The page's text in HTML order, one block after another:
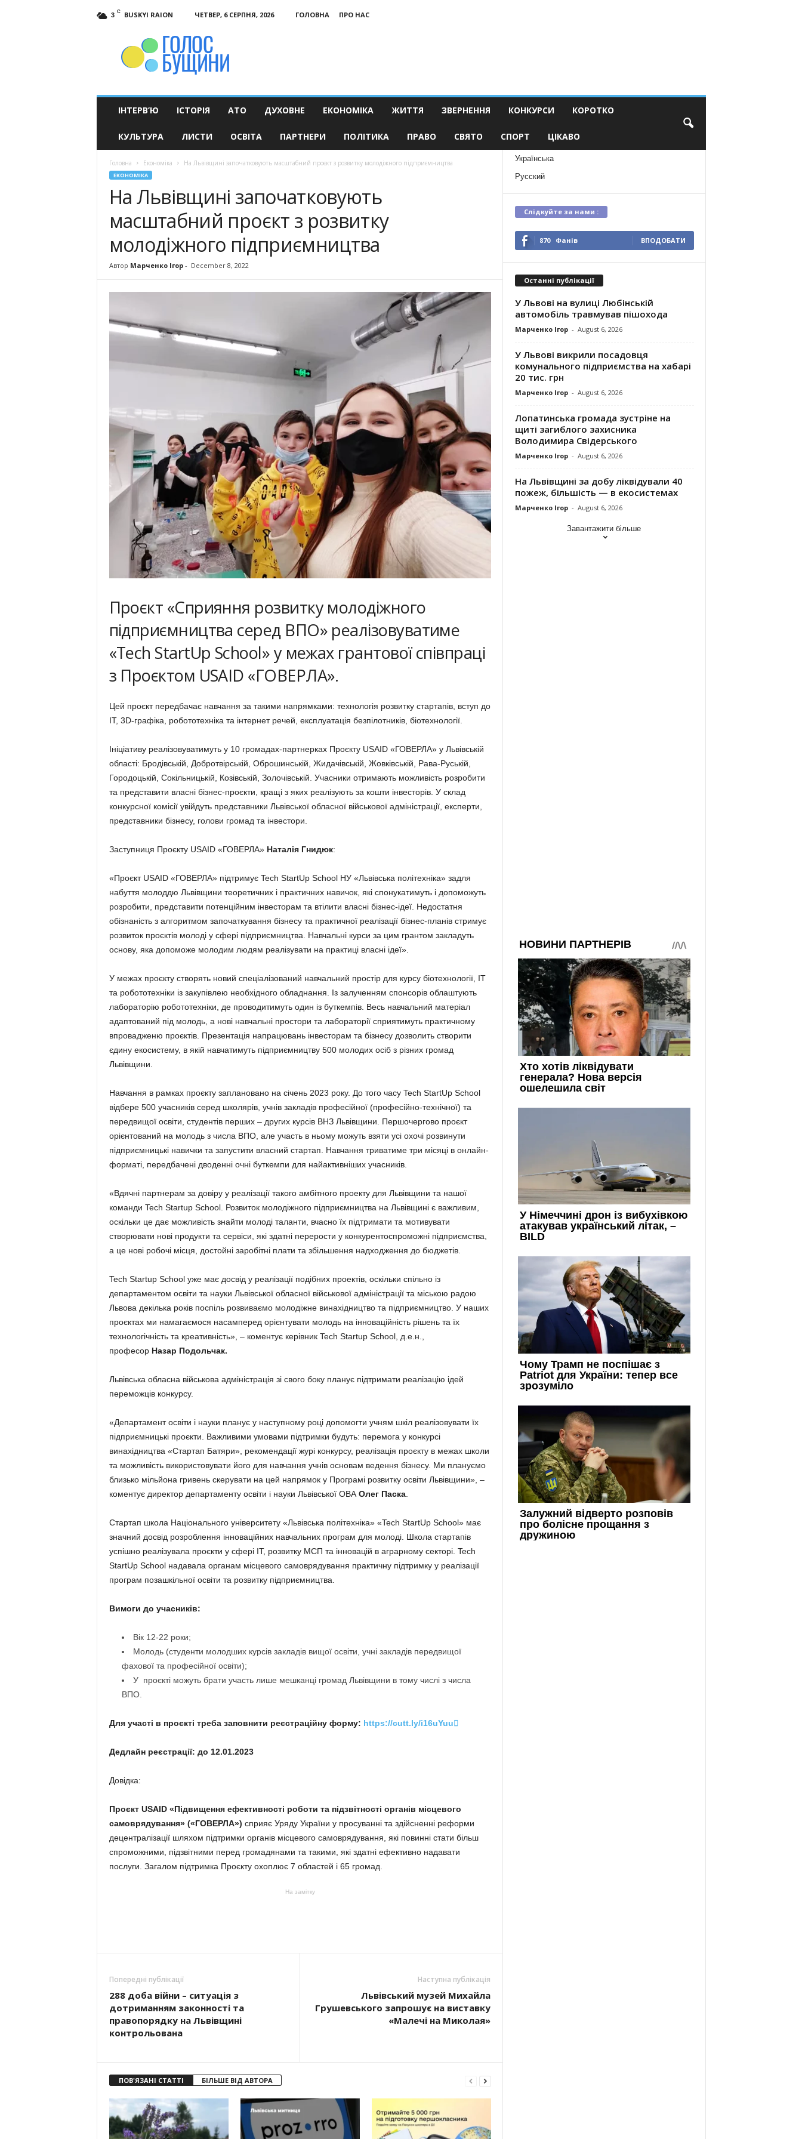
3 C BUSKYI RAION ЧЕТВЕР, 6 СЕРПНЯ, 2026 ГОЛОВНА
ПРО НАС
ІНТЕРВ’Ю ІСТОРІЯ АТО ДУХОВНЕ ЕКОНОМІКА ЖИТТЯ ЗВЕРНЕННЯ КОНКУРСИ КОРОТКО
КУЛЬТУРА ЛИСТИ ОСВІТА ПАРТНЕРИ ПОЛІТИКА ПРАВО СВЯТО СПОРТ ЦІКАВО
Головна Економіка На Львівщині започатковують масштабний проєкт з розвитку молодіжного підприємництва
ЕКОНОМІКА
На Львівщині започатковують
масштабний проєкт з розвитку
молодіжного підприємництва
Автор Марченко Ігор- December 8, 2022
Проєкт «Сприяння розвитку молодіжного
підприємництва серед ВПО» реалізовуватиме
«Tech StartUp School» у межах грантової співпраці
з Проєктом USAID «ГОВЕРЛА».
Цей проєкт передбачає навчання за такими напрямками: технологія розвитку стартапів, вступ до
ІТ, 3D-графіка, робототехніка та інтернет речей, експлуатація безпілотників, біотехнології.
Ініціативу реалізовуватимуть у 10 громадах-партнерках Проєкту USAID «ГОВЕРЛА» у Львівській
області: Бродівській, Добротвірській, Оброшинській, Жидачівській, Жовківській, Рава-Руській,
Городоцькій, Сокільницькій, Козівській, Золочівській. Учасники отримають можливість розробити
та представити власні бізнес-проєкти, кращі з яких реалізують за кошти інвесторів. У склад
конкурсної комісії увійдуть представники Львівської обласної військової адміністрації, експерти,
представники бізнесу, голови громад та інвестори.
Заступниця Проєкту USAID «ГОВЕРЛА» Наталія Гнидюк:
«Проєкт USAID «ГОВЕРЛА» підтримує Tech StartUp School НУ «Львівська політехніка» задля
набуття молоддю Львівщини теоретичних і практичних навичок, які спонукатимуть і допоможуть
розробити, представити потенційним інвесторам та втілити власні бізнес-ідеї. Недостатня
обізнаність з алгоритмом започаткування бізнесу та практичної реалізації бізнес-планів стримує
розвиток проєктів молоді у сфері підприємництва. Навчальні курси за цим грантом закладуть
основу, яка допоможе молодим людям реалізувати на практиці власні ідеї».
У межах проєкту створять новий спеціалізований навчальний простір для курсу біотехнології, ІТ
та робототехніки із закупівлею необхідного обладнання. Із залученням спонсорів облаштують
лабораторію робототехніки, де проводитимуть один із буткемпів. Весь навчальний матеріал
адаптований під молодь, а нові навчальні простори та лабораторії сприятимуть практичному
впровадженю проєктів. Презентація напрацювань інвесторам та бізнесу дозволить створити
єдину екосистему, в якій навчатимуть підприємництву 500 молодих осіб з різних громад
Львівщини.
Навчання в рамках проєкту заплановано на січень 2023 року. До того часу Tech StartUp School
відбере 500 учасників серед школярів, учнів закладів професійної (професійно-технічної) та
передвищої освіти, студентів перших – других курсів ВНЗ Львівщини. Першочергово проєкт
орієнтований на молодь з числа ВПО, але участь в ньому можуть взяти усі охочі розвинути
підприємницькі навички та запустити власний стартап. Навчання триватиме три місяці в онлайн-
форматі, передбачені дводенні очні буткемпи для найактивніших учасників.
«Вдячні партнерам за довіру у реалізації такого амбітного проекту для Львівщини та нашої
команди Tech Startup School. Розвиток молодіжного підприємництва на Львівщині є важливим,
оскільки це дає можливість знайти молоді таланти, вчасно їх підтримати та мотивувати
створювати нові продукти та сервіси, які здатні перерости у конкурентоспроможні підприємства,
а це нові робочі місця, достойні заробітні плати та збільшення надходження до бюджетів.
Tech Startup School уже має досвід у реалізації подібних проектів, оскільки спільно із
департаментом освіти та науки Львівської обласної військової адміністрації та міською радою
Львова декілька років поспіль розвиваємо молодіжне винахідництво та підприємництво. У наших
проєктах ми намагаємося насамперед орієнтувати молодь на інноваційність рішень та їх
технологічність та креативність», – коментує керівник Tech Startup School, д.е.н.,
професор Назар Подольчак.
Львівська обласна військова адміністрація зі свого боку планує підтримати реалізацію ідей
переможців конкурсу.
«Департамент освіти і науки планує у наступному році допомогти учням шкіл реалізовувати їх
підприємницькі проєкти. Важливими умовами підтримки будуть: перемога у конкурсі
винахідництва «Стартап Батяри», рекомендації журі конкурсу, реалізація проєкту в межах школи
та можливість використовувати його для навчання учнів основам ведення бізнесу. Ми плануємо
близько мільйона гривень скерувати на цей напрямок у Програмі розвитку освіти Львівщини», –
коментує директор департаменту освіти і науки Львівської ОВА Олег Паска.
Cтартап школа Національного університету «Львівська політехніка» «Tech StartUp School» має
значний досвід розроблення інноваційних навчальних програм для молоді. Школа стартапів
успішно реалізувала проєкти у сфері ІТ, розвитку МСП та інновацій в аграрному секторі. Tech
StartUp School надавала органам місцевого самоврядування практичну підтримку у реалізації
програм позашкільної освіти та розвитку підприємництва.
Вимоги до учасників:
Вік 12-22 роки;
Молодь (студенти молодших курсів закладів вищої освіти, учні закладів передвищої
фахової та професійної освіти);
У проєкті можуть брати участь лише мешканці громад Львівщини в тому числі з числа
ВПО.
Для участі в проєкті треба заповнити реєстраційну форму: https://cutt.ly/i16uYuu
Дедлайн реєстрації: до 12.01.2023
Довідка:
Проєкт USAID «Підвищення ефективності роботи та підзвітності органів місцевого
самоврядування» («ГОВЕРЛА») сприяє Уряду України у просуванні та здійсненні реформи
децентралізації шляхом підтримки органів місцевого самоврядування, які повинні стати більш
спроможними, підзвітними перед громадянами та такими, які здатні ефективно надавати
послуги. Загалом підтримка Проєкту охоплює 7 областей і 65 громад.
На замітку
Попередні публікації
288 доба війни – ситуація з
дотриманням законності та
правопорядку на Львівщині
контрольована
Наступна публікація
Львівський музей Михайла
Грушевського запрошує на виставку
«Малечі на Миколая»
ПОВ'ЯЗАНІ СТАТТІ БІЛЬШЕ ВІД АВТОРА
Українська
Русский
Слідкуйте за нами :
870 Фанів ВПОДОБАТИ
Останні публікації
У Львові на вулиці Любінській
автомобіль травмував пішохода
Марченко Ігор - August 6, 2026
У Львові викрили посадовця
комунального підприємства на хабарі
20 тис. грн
Марченко Ігор - August 6, 2026
Лопатинська громада зустріне на
щиті загиблого захисника
Володимира Свідерського
Марченко Ігор - August 6, 2026
На Львівщині за добу ліквідували 40
пожеж, більшість — в екосистемах
Марченко Ігор - August 6, 2026
Завантажити більше